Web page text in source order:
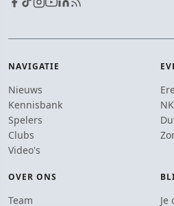
NAVIGATIE
Nieuws
Kennisbank
Spelers
Clubs
Video's
OVER ONS
Team Je